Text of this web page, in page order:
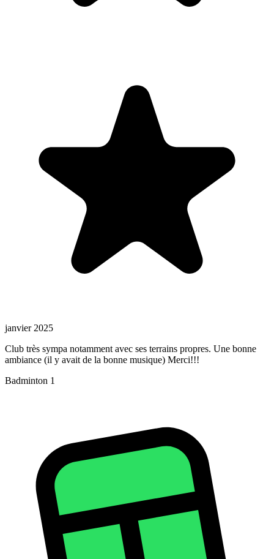
janvier 2025
Club très sympa notamment avec ses terrains propres. Une bonne
ambiance (il y avait de la bonne musique) Merci!!!
Badminton 1